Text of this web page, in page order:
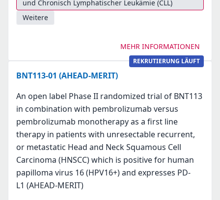
und Chronisch Lymphatischer Leukämie (CLL)
Weitere
MEHR INFORMATIONEN
REKRUTIERUNG LÄUFT
BNT113-01 (AHEAD-MERIT)
An open label Phase II randomized trial of BNT113
in combination with pembrolizumab versus
pembrolizumab monotherapy as a first line
therapy in patients with unresectable recurrent,
or metastatic Head and Neck Squamous Cell
Carcinoma (HNSCC) which is positive for human
papilloma virus 16 (HPV16+) and expresses PD-
L1 (AHEAD-MERIT)